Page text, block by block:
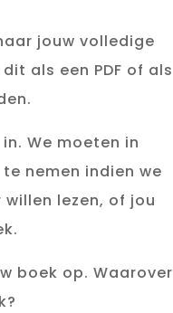
jouw volledige
als een PDF of als
We moeten in
nemen indien we
lezen, of jou
boek op. Waarover